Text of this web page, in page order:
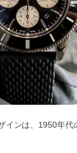
インは、1950年代